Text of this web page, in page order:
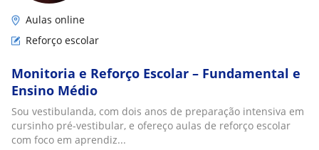
Aulas online
Reforço escolar
Monitoria e Reforço Escolar – Fundamental e
Ensino Médio
Sou vestibulanda, com dois anos de preparação intensiva em
cursinho pré-vestibular, e ofereço aulas de reforço escolar
com foco em aprendiz...